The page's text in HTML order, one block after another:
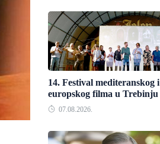
14. Festival mediteranskog i
europskog filma u Trebinju
07.08.2026.